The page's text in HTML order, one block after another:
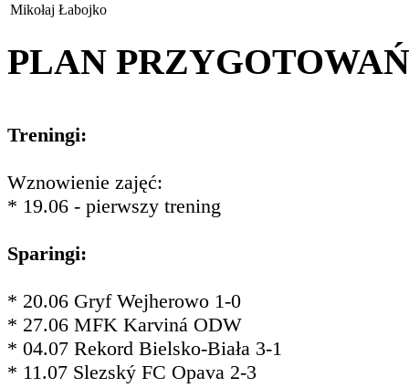
Mikołaj Łabojko
PLAN PRZYGOTOWAŃ
Treningi:
Wznowienie zajęć:
* 19.06 - pierwszy trening
Sparingi:
* 20.06 Gryf Wejherowo 1-0
* 27.06 MFK Karviná ODW
* 04.07 Rekord Bielsko-Biała 3-1
* 11.07 Slezský FC Opava 2-3